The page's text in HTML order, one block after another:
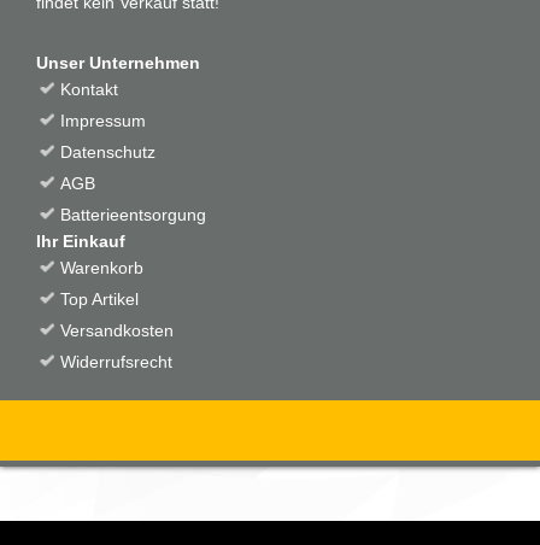
Unser Unternehmen
Kontakt
Impressum
Datenschutz
AGB
Batterieentsorgung
Ihr Einkauf
Warenkorb
Top Artikel
Versandkosten
Widerrufsrecht